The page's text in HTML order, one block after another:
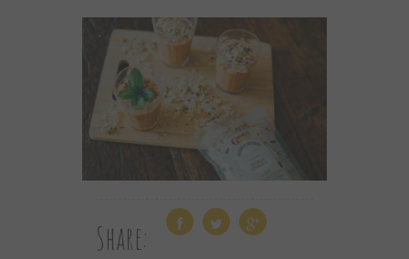
Share: